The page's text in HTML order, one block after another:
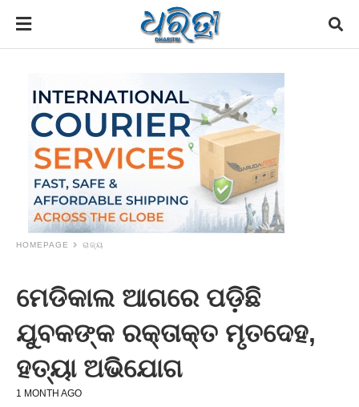
HOMEPAGE ରାଜ୍ୟ
ମେଡିକାଲ ଆଗରେ ପଡ଼ିଛି
ଯୁବକଙ୍କ ରକ୍ତାକ୍ତ ମୃତଦେହ,
ହତ୍ୟା ଅଭିଯୋଗ
1 MONTH AGO